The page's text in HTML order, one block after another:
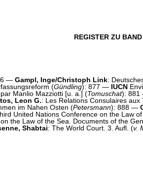
REGISTER ZU
— Gampl, Inge/Christoph Link:
(Gündling): 877 — IUCN
Manlio Mazziotti [u. a.] (Tomuschat):
Leon G.: Les Relations Consulaires
im Nahen Osten (Petersmann): 888 —
United Nations Conference on the Law
the Law of the Sea. Documents of the
Shabtai: The World Court. 3. Aufl. (v.